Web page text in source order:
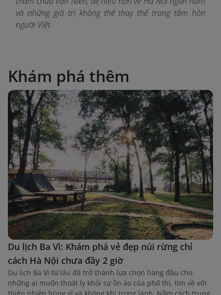
và những giá trị không thể thay thế trong tâm hồn
người Việt.
Khám phá thêm
Du lịch Ba Vì: Khám phá vẻ đẹp núi rừng chỉ
cách Hà Nội chưa đầy 2 giờ
Du lịch Ba Vì từ lâu đã trở thành lựa chọn hàng đầu cho
những ai muốn thoát ly khỏi sự ồn ào của phố thị, tìm về với